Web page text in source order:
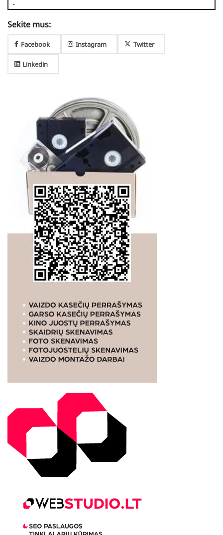
Sekite mus:
Facebook Instagram Twitter
Linkedin